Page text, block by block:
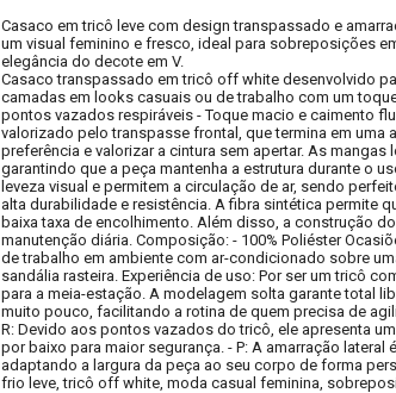
Casaco em tricô leve com design transpassado e
um visual feminino e fresco, ideal para sobreposições
elegância do decote em V.
Casaco transpassado em tricô off white desenvolvido
camadas em looks casuais ou de trabalho com um
pontos vazados respiráveis - Toque macio e caimento
valorizado pelo transpasse frontal, que termina em
preferência e valorizar a cintura sem apertar. As
garantindo que a peça mantenha a estrutura durante o
leveza visual e permitem a circulação de ar, sendo
alta durabilidade e resistência. A fibra sintética permite
baixa taxa de encolhimento. Além disso, a construção
manutenção diária. Composição: - 100% Poliéster
de trabalho em ambiente com ar-condicionado sobre
sandália rasteira. Experiência de uso: Por ser um tricô
para a meia-estação. A modelagem solta garante total
muito pouco, facilitando a rotina de quem precisa de
R: Devido aos pontos vazados do tricô, ele apresenta
por baixo para maior segurança. - P: A amarração
adaptando a largura da peça ao seu corpo de forma
frio leve, tricô off white, moda casual feminina,